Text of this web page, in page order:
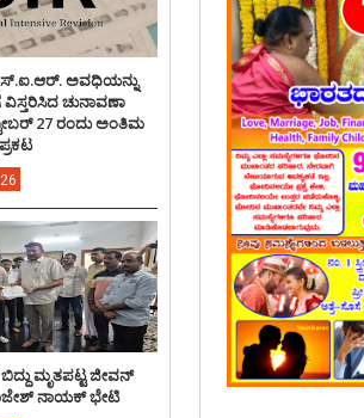
ಅವಧಿಯನ್ನು
ಚುನಾವಣಾ
27 ರಂದು ಅಂತಿಮ
ಮೃತಪಟ್ಟ ಜೀವನ್
ನಾಯಕ್ ಭೇಟಿ